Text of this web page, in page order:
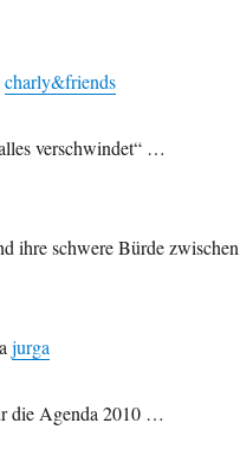
charly&friends
verschwindet“ …
ihre schwere Bürde zwischen
jurga
die Agenda 2010 …